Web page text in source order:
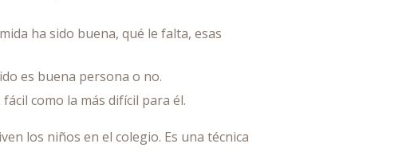
ha sido buena, qué le falta, esas
es buena persona o no.
como la más difícil para él.
los niños en el colegio. Es una técnica